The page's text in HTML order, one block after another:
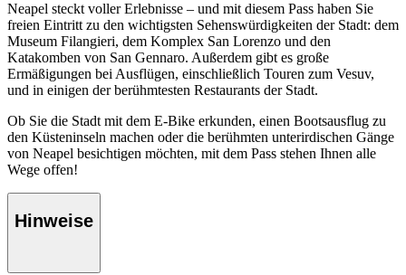
Neapel steckt voller Erlebnisse – und mit diesem Pass haben Sie
freien Eintritt zu den wichtigsten Sehenswürdigkeiten der Stadt: dem
Museum Filangieri, dem Komplex San Lorenzo und den
Katakomben von San Gennaro. Außerdem gibt es große
Ermäßigungen bei Ausflügen, einschließlich Touren zum Vesuv,
und in einigen der berühmtesten Restaurants der Stadt.
Ob Sie die Stadt mit dem E-Bike erkunden, einen Bootsausflug zu
den Küsteninseln machen oder die berühmten unterirdischen Gänge
von Neapel besichtigen möchten, mit dem Pass stehen Ihnen alle
Wege offen!
Hinweise